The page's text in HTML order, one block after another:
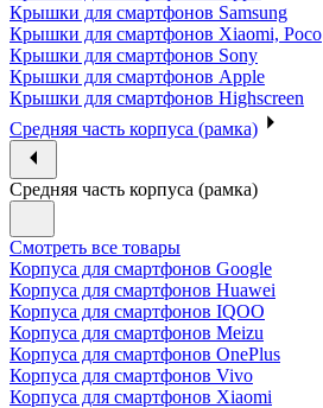
Крышки для смартфонов Samsung
Крышки для смартфонов Xiaomi, Poco
Крышки для смартфонов Sony
Крышки для смартфонов Apple
Крышки для смартфонов Highscreen
Средняя часть корпуса (рамка)
Средняя часть корпуса (рамка)
Смотреть все товары
Корпуса для смартфонов Google
Корпуса для смартфонов Huawei
Корпуса для смартфонов IQOO
Корпуса для смартфонов Meizu
Корпуса для смартфонов OnePlus
Корпуса для смартфонов Vivo
Корпуса для смартфонов Xiaomi